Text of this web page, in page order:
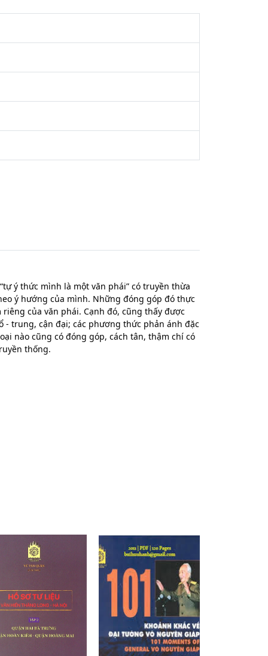
ý thức mình là một văn phái” có truyền thừa
ý hướng của mình. Những đóng góp đó thực
của văn phái. Cạnh đó, cũng thấy được
- trung, cận đại; các phương thức phản ánh đặc
nào cũng có đóng góp, cách tân, thậm chí có
thống.